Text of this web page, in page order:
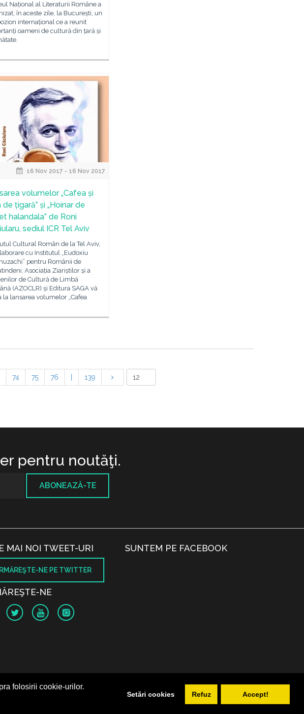
folosirii cookie-urilor.
Setări cookies Refuz Accept!
Național al Literaturii Române a
în aceste zile, la București, un
internațional ce a reunit
oameni de cultură din țară și
16 Nov 2017 - 16 Nov 2017
volumelor „Cafea și
țigară” și „Hoinar de
halandala” de Roni
sediul ICR Tel Aviv
Cultural Român de la Tel Aviv,
cu Institutul „Eudoxiu
pentru Românii de
Asociația Ziariștilor și a
de Cultură de Limbă
(AZOCLR) și Editura SAGA vă
la lansarea volumelor „Cafea
74 75 76 139
pentru noutăţi.
ABONEAZĂ-TE
MAI NOI TWEET-URI
NE PE TWITTER
NE
SUNTEM PE FACEBOOK